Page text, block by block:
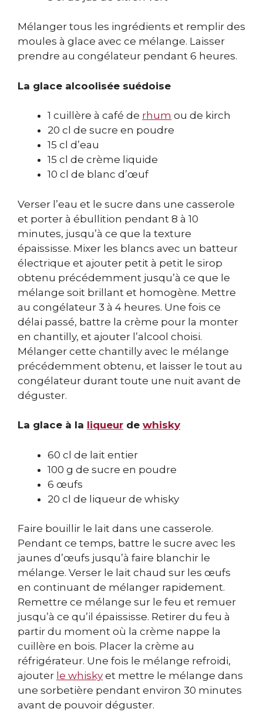
Mélanger tous les ingrédients et remplir des
moules à glace avec ce mélange. Laisser
prendre au congélateur pendant 6 heures.
La glace alcoolisée suédoise
1 cuillère à café de rhum ou de kirch
20 cl de sucre en poudre
15 cl d’eau
15 cl de crème liquide
10 cl de blanc d’œuf
Verser l’eau et le sucre dans une casserole
et porter à ébullition pendant 8 à 10
minutes, jusqu’à ce que la texture
épaississe. Mixer les blancs avec un batteur
électrique et ajouter petit à petit le sirop
obtenu précédemment jusqu’à ce que le
mélange soit brillant et homogène. Mettre
au congélateur 3 à 4 heures. Une fois ce
délai passé, battre la crème pour la monter
en chantilly, et ajouter l’alcool choisi.
Mélanger cette chantilly avec le mélange
précédemment obtenu, et laisser le tout au
congélateur durant toute une nuit avant de
déguster.
La glace à la liqueur de whisky
60 cl de lait entier
100 g de sucre en poudre
6 œufs
20 cl de liqueur de whisky
Faire bouillir le lait dans une casserole.
Pendant ce temps, battre le sucre avec les
jaunes d’œufs jusqu’à faire blanchir le
mélange. Verser le lait chaud sur les œufs
en continuant de mélanger rapidement.
Remettre ce mélange sur le feu et remuer
jusqu’à ce qu’il épaississe. Retirer du feu à
partir du moment où la crème nappe la
cuillère en bois. Placer la crème au
réfrigérateur. Une fois le mélange refroidi,
ajouter le whisky et mettre le mélange dans
une sorbetière pendant environ 30 minutes
avant de pouvoir déguster.